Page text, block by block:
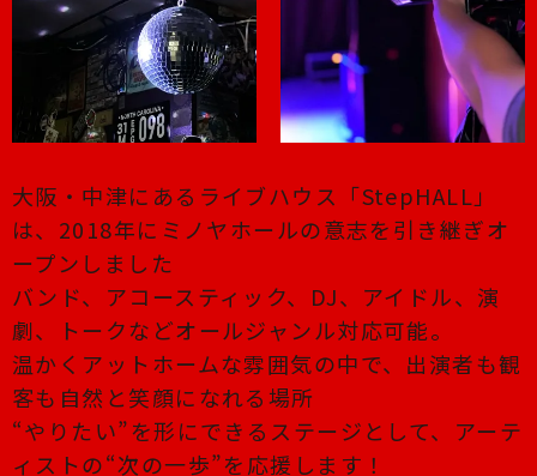
大阪・中津にあるライブハウス「StepHALL」
は、2018年にミノヤホールの意志を引き継ぎオ
ープンしました
バンド、アコースティック、DJ、アイドル、演
劇、トークなどオールジャンル対応可能。
温かくアットホームな雰囲気の中で、出演者も観
客も自然と笑顔になれる場所
“やりたい”を形にできるステージとして、アーテ
ィストの“次の一歩”を応援します！